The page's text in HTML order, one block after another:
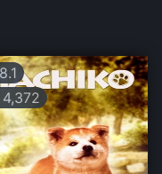
8.1
4,372